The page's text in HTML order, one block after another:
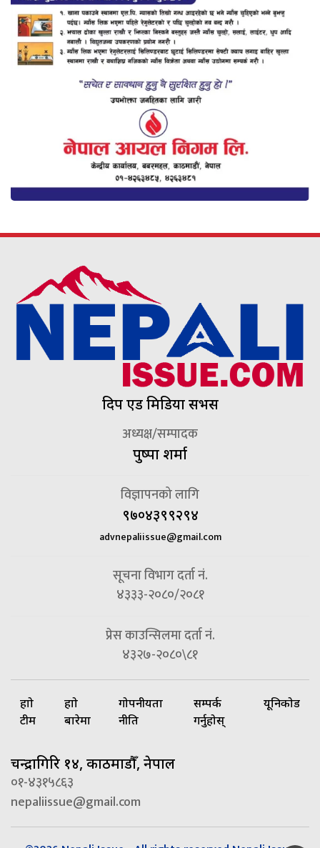
दिप एड मिडिया सर्भिस
अध्यक्ष/सम्पादक
पुष्पा शर्मा
विज्ञापनको लागि
९७०४३९९२९४
advnepaliissue@gmail.com
सूचना विभाग दर्ता नं.
४३३३-२०८०/२०८१
प्रेस काउन्सिलमा दर्ता नं.
४३२७-२०८०\८१
हाम्रो
टीम
हाम्रो
बारेमा
गोपनीयता
नीति
सम्पर्क
गर्नुहोस्
यूनिकोड
चन्द्रागिरि १४, काठमाडौँ, नेपाल
०१-४३१५८६३
nepaliissue@gmail.com